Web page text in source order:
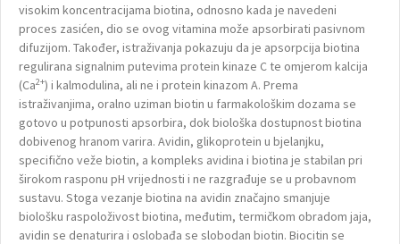
visokim koncentracijama biotina, odnosno kada je navedeni
proces zasićen, dio se ovog vitamina može apsorbirati pasivnom
difuzijom. Također, istraživanja pokazuju da je apsorpcija biotina
regulirana signalnim putevima protein kinaze C te omjerom kalcija
(Ca2+) i kalmodulina, ali ne i protein kinazom A. Prema
istraživanjima, oralno uziman biotin u farmakološkim dozama se
gotovo u potpunosti apsorbira, dok biološka dostupnost biotina
dobivenog hranom varira. Avidin, glikoprotein u bjelanjku,
specifično veže biotin, a kompleks avidina i biotina je stabilan pri
širokom rasponu pH vrijednosti i ne razgrađuje se u probavnom
sustavu. Stoga vezanje biotina na avidin značajno smanjuje
biološku raspoloživost biotina, međutim, termičkom obradom jaja,
avidin se denaturira i oslobađa se slobodan biotin. Biocitin se